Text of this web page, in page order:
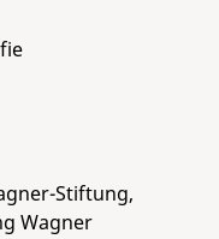
Stiftung,
Wagner